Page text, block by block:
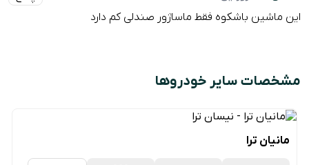
این ماشین باشکوه فقط ماساژور صندلی کم دارد
مشخصات سایر خودروها
مانیان ترا